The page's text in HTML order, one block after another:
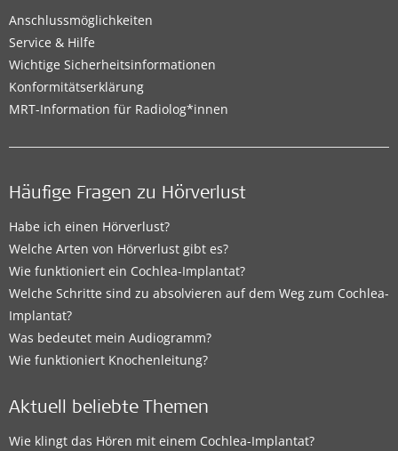
Anschlussmöglichkeiten
Service & Hilfe
Wichtige Sicherheitsinformationen
Konformitätserklärung
MRT-Information für Radiolog*innen
Häufige Fragen zu Hörverlust
Habe ich einen Hörverlust?
Welche Arten von Hörverlust gibt es?
Wie funktioniert ein Cochlea-Implantat?
Welche Schritte sind zu absolvieren auf dem Weg zum Cochlea-
Implantat?
Was bedeutet mein Audiogramm?
Wie funktioniert Knochenleitung?
Aktuell beliebte Themen
Wie klingt das Hören mit einem Cochlea-Implantat?